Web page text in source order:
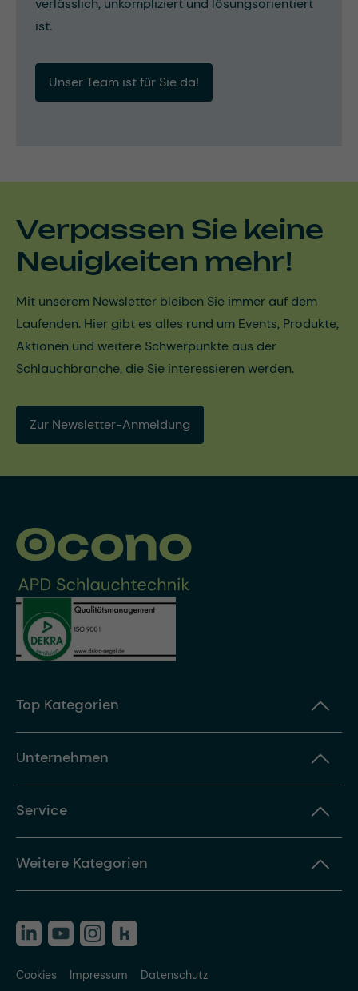
verlässlich, unkompliziert und lösungsorientiert
ist.
Unser Team ist für Sie da!
Verpassen Sie keine
Neuigkeiten mehr!
Mit unserem Newsletter bleiben Sie immer auf dem
Laufenden. Hier gibt es alles rund um Events, Produkte,
Aktionen und weitere Schwerpunkte aus der
Schlauchbranche, die Sie interessieren werden.
Zur Newsletter-Anmeldung
Top Kategorien
Unternehmen
Service
Weitere Kategorien
Cookies Impressum
Datenschutz